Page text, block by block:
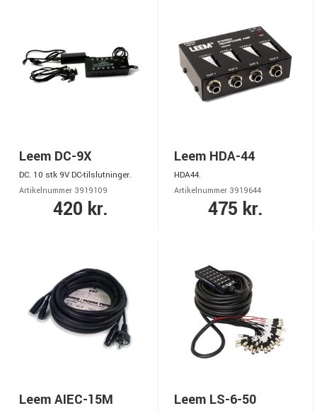
Leem DC-9X
DC. 10 stk 9V DC-tilslutninger.
Artikelnummer 3919109
420 kr.
Leem HDA-44
HDA44.
Artikelnummer 3919644
475 kr.
Leem AIEC-15M Leem LS-6-50